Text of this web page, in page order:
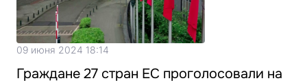
09 июня 2024 18:14
Граждане 27 стран ЕС проголосовали на